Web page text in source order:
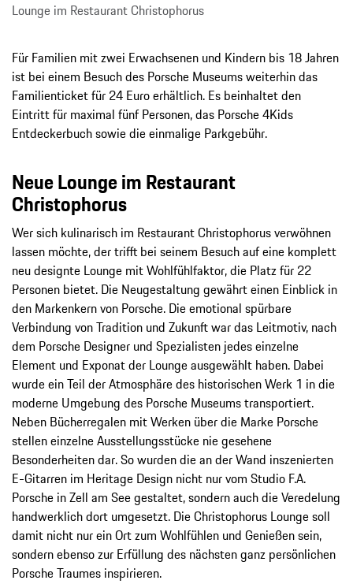
Lounge im Restaurant Christophorus
Für Familien mit zwei Erwachsenen und Kindern bis 18 Jahren
ist bei einem Besuch des Porsche Museums weiterhin das
Familienticket für 24 Euro erhältlich. Es beinhaltet den
Eintritt für maximal fünf Personen, das Porsche 4Kids
Entdeckerbuch sowie die einmalige Parkgebühr.
Neue Lounge im Restaurant
Christophorus
Wer sich kulinarisch im Restaurant Christophorus verwöhnen
lassen möchte, der trifft bei seinem Besuch auf eine komplett
neu designte Lounge mit Wohlfühlfaktor, die Platz für 22
Personen bietet. Die Neugestaltung gewährt einen Einblick in
den Markenkern von Porsche. Die emotional spürbare
Verbindung von Tradition und Zukunft war das Leitmotiv, nach
dem Porsche Designer und Spezialisten jedes einzelne
Element und Exponat der Lounge ausgewählt haben. Dabei
wurde ein Teil der Atmosphäre des historischen Werk 1 in die
moderne Umgebung des Porsche Museums transportiert.
Neben Bücherregalen mit Werken über die Marke Porsche
stellen einzelne Ausstellungsstücke nie gesehene
Besonderheiten dar. So wurden die an der Wand inszenierten
E-Gitarren im Heritage Design nicht nur vom Studio F.A.
Porsche in Zell am See gestaltet, sondern auch die Veredelung
handwerklich dort umgesetzt. Die Christophorus Lounge soll
damit nicht nur ein Ort zum Wohlfühlen und Genießen sein,
sondern ebenso zur Erfüllung des nächsten ganz persönlichen
Porsche Traumes inspirieren.